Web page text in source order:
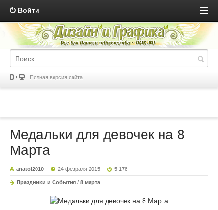
Войти
Полная версия сайта
Медальки для девочек на 8
Марта
anatol2010 24 февраля 2015 5 178
Праздники и События / 8 марта